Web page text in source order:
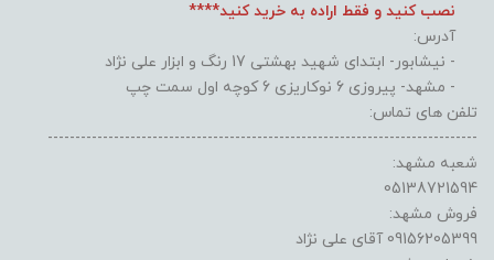
نصب کنید و فقط اراده به خرید کنید****
آدرس:
- نیشابور- ابتدای شهید بهشتی 17 رنگ و ابزار علی نژاد
- مشهد- پیروزی 6 نوکاریزی 6 کوچه اول سمت چپ
تلفن های تماس:
------------------------------------------------------------------------------
شعبه مشهد:
05138721594
فروش مشهد:
09156205399 آقای علی نژاد